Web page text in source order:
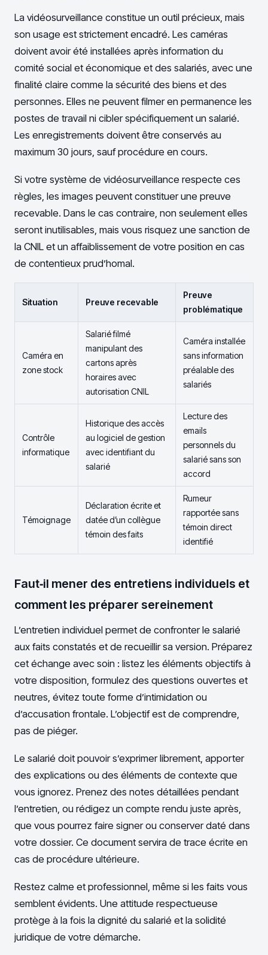
La vidéosurveillance constitue un outil précieux, mais
son usage est strictement encadré. Les caméras
doivent avoir été installées après information du
comité social et économique et des salariés, avec une
finalité claire comme la sécurité des biens et des
personnes. Elles ne peuvent filmer en permanence les
postes de travail ni cibler spécifiquement un salarié.
Les enregistrements doivent être conservés au
maximum 30 jours, sauf procédure en cours.
Si votre système de vidéosurveillance respecte ces
règles, les images peuvent constituer une preuve
recevable. Dans le cas contraire, non seulement elles
seront inutilisables, mais vous risquez une sanction de
la CNIL et un affaiblissement de votre position en cas
de contentieux prud’homal.
Situation Preuve recevable
Preuve
problématique
Caméra en
zone stock
Salarié filmé
manipulant des
cartons après
horaires avec
autorisation CNIL
Caméra installée
sans information
préalable des
salariés
Contrôle
informatique
Historique des accès
au logiciel de gestion
avec identifiant du
salarié
Lecture des
emails
personnels du
salarié sans son
accord
Témoignage
Déclaration écrite et
datée d’un collègue
témoin des faits
Rumeur
rapportée sans
témoin direct
identifié
Faut‑il mener des entretiens individuels et
comment les préparer sereinement
L’entretien individuel permet de confronter le salarié
aux faits constatés et de recueillir sa version. Préparez
cet échange avec soin : listez les éléments objectifs à
votre disposition, formulez des questions ouvertes et
neutres, évitez toute forme d’intimidation ou
d’accusation frontale. L’objectif est de comprendre,
pas de piéger.
Le salarié doit pouvoir s’exprimer librement, apporter
des explications ou des éléments de contexte que
vous ignorez. Prenez des notes détaillées pendant
l’entretien, ou rédigez un compte rendu juste après,
que vous pourrez faire signer ou conserver daté dans
votre dossier. Ce document servira de trace écrite en
cas de procédure ultérieure.
Restez calme et professionnel, même si les faits vous
semblent évidents. Une attitude respectueuse
protège à la fois la dignité du salarié et la solidité
juridique de votre démarche.